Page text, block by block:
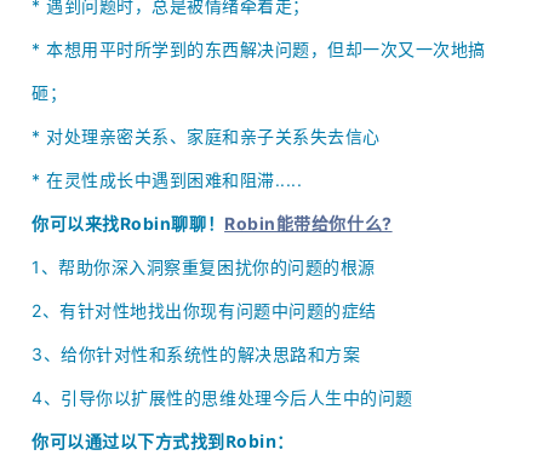
* 遇到问题时，总是被情绪牵着走；
* 本想用平时所学到的东西解决问题，但却一次又一次地搞
砸；
* 对处理亲密关系、家庭和亲子关系失去信心
* 在灵性成长中遇到困难和阻滞.....
你可以来找Robin聊聊！ Robin能带给你什么?
1、帮助你深入洞察重复困扰你的问题的根源
2、有针对性地找出你现有问题中问题的症结
3、给你针对性和系统性的解决思路和方案
4、引导你以扩展性的思维处理今后人生中的问题
你可以通过以下方式找到Robin：